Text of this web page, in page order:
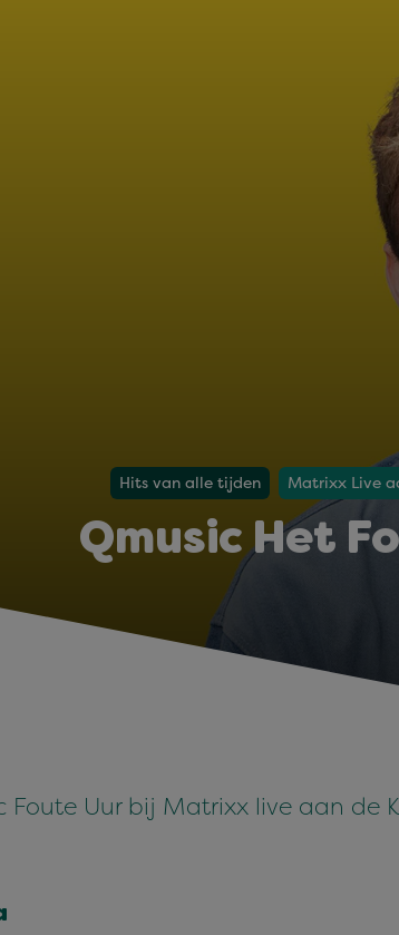
Hits van alle tijden Matrixx Live
Qmusic Het
Foute Uur bij Matrixx live aan de